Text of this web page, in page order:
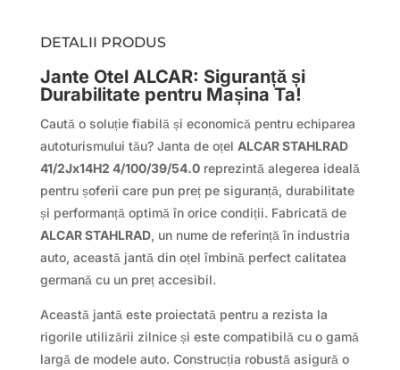
DETALII PRODUS
Jante Otel ALCAR: Siguranță și
Durabilitate pentru Mașina Ta!
Caută o soluție fiabilă și economică pentru echiparea
autoturismului tău? Janta de oțel ALCAR STAHLRAD
41/2Jx14H2 4/100/39/54.0reprezintă alegerea ideală
pentru șoferii care pun preț pe siguranță, durabilitate
și performanță optimă în orice condiții. Fabricată de
ALCAR STAHLRAD, un nume de referință în industria
auto, această jantă din oțel îmbină perfect calitatea
germană cu un preț accesibil.
Această jantă este proiectată pentru a rezista la
rigorile utilizării zilnice și este compatibilă cu o gamă
largă de modele auto. Construcția robustă asigură o